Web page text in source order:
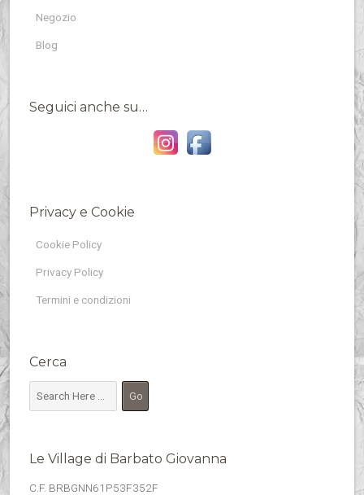
Negozio
Blog
Seguici anche su…
Privacy e Cookie
Cookie Policy
Privacy Policy
Termini e condizioni
Cerca
Le Village di Barbato Giovanna
C.F. BRBGNN61P53F352F